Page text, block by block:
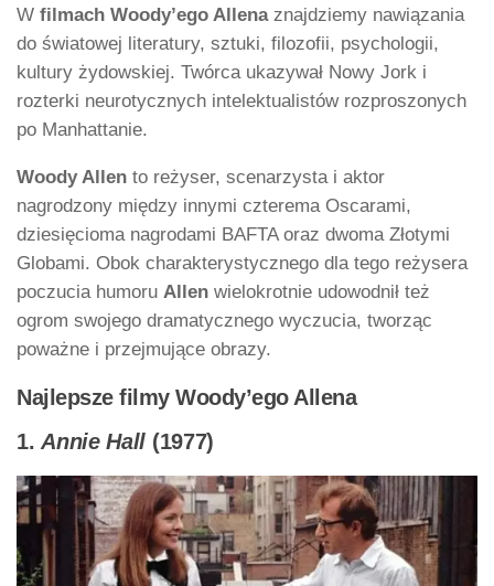
W filmach Woody’ego Allenaznajdziemy nawiązania
do światowej literatury, sztuki, filozofii, psychologii,
kultury żydowskiej. Twórca ukazywał Nowy Jork i
rozterki neurotycznych intelektualistów rozproszonych
po Manhattanie.
Woody Allen to reżyser, scenarzysta i aktor
nagrodzony między innymi czterema Oscarami,
dziesięcioma nagrodami BAFTA oraz dwoma Złotymi
Globami. Obok charakterystycznego dla tego reżysera
poczucia humoru Allen wielokrotnie udowodnił też
ogrom swojego dramatycznego wyczucia, tworząc
poważne i przejmujące obrazy.
Najlepsze filmy Woody’ego Allena
1.Annie Hall (1977)